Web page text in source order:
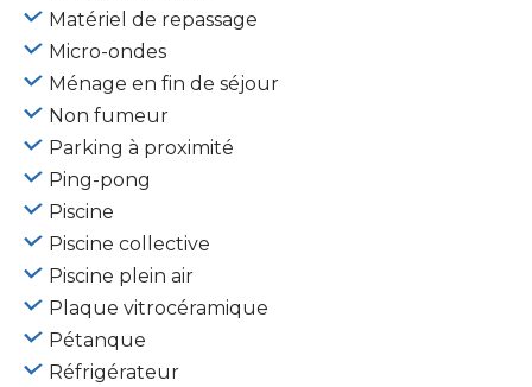
Matériel de repassage
Micro-ondes
Ménage en fin de séjour
Non fumeur
Parking à proximité
Ping-pong
Piscine
Piscine collective
Piscine plein air
Plaque vitrocéramique
Pétanque
Réfrigérateur